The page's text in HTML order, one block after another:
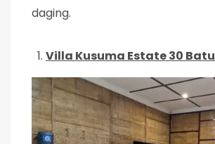
daging.
Villa Kusuma Estate 30 Batu